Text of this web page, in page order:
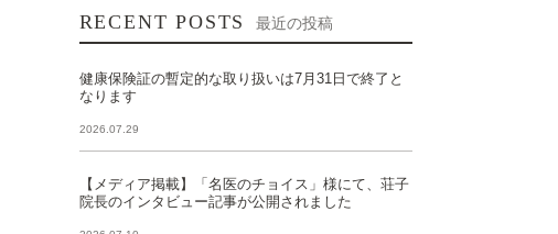
RECENT POSTS 最近の投稿
健康保険証の暫定的な取り扱いは7月31日で終了と
なります
2026.07.29
【メディア掲載】「名医のチョイス」様にて、荘子
院長のインタビュー記事が公開されました